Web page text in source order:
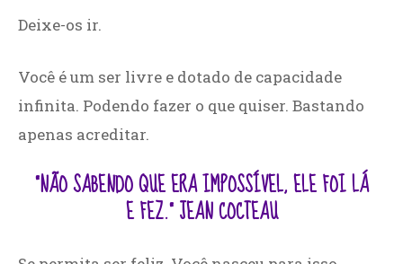
Deixe-os ir.
Você é um ser livre e dotado de capacidade
infinita. Podendo fazer o que quiser. Bastando
apenas acreditar.
“NÃO SABENDO QUE ERA IMPOSSÍVEL, ELE FOI LÁ
E FEZ.” JEAN COCTEAU